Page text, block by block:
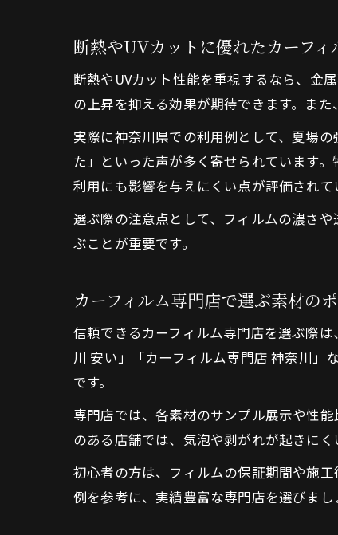
断熱やUVカットに優れたカーフィ
断熱やUVカット性能を重視するなら、金
の上昇を抑える効果が期待できます。ま
実際に神奈川県での利用例として、夏場
た」といった声が多く寄せられています
利用にも影響を与えにくい点が評価されて
選ぶ際の注意点として、フィルムの濃さ
ぶことが重要です。
カーフィルム専門店で選ぶ素材の
信頼できるカーフィルム専門店を選ぶ際
川 安い」「カーフィルム専門店 神奈川」
です。
専門店では、各素材のサンプル展示や性
のある店舗では、気泡や剥がれが起きに
初心者の方は、フィルムの保証期間や施
例を参考に、実績豊富な専門店を選びまし